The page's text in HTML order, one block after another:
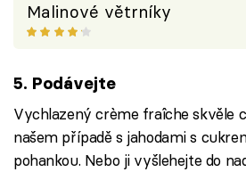
Malinové větrníky
5. Podávejte
Vychlazený crème fraîche skvěle
našem případě s jahodami s
pohankou. Nebo ji vyšlehejte do